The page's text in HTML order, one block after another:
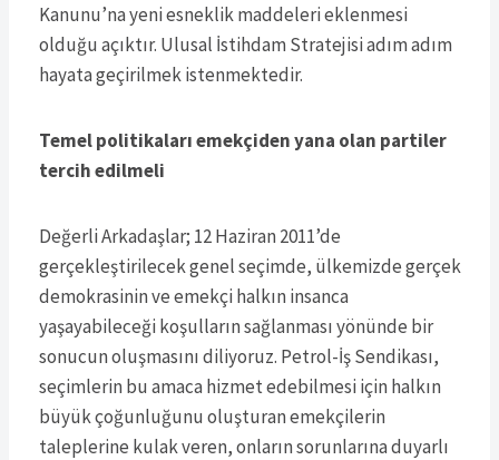
Kanunu’na yeni esneklik maddeleri eklenmesi
olduğu açıktır. Ulusal İstihdam Stratejisi adım adım
hayata geçirilmek istenmektedir.
Temel politikaları emekçiden yana olan partiler
tercih edilmeli
Değerli Arkadaşlar; 12 Haziran 2011’de
gerçekleştirilecek genel seçimde, ülkemizde gerçek
demokrasinin ve emekçi halkın insanca
yaşayabileceği koşulların sağlanması yönünde bir
sonucun oluşmasını diliyoruz. Petrol-İş Sendikası,
seçimlerin bu amaca hizmet edebilmesi için halkın
büyük çoğunluğunu oluşturan emekçilerin
taleplerine kulak veren, onların sorunlarına duyarlı